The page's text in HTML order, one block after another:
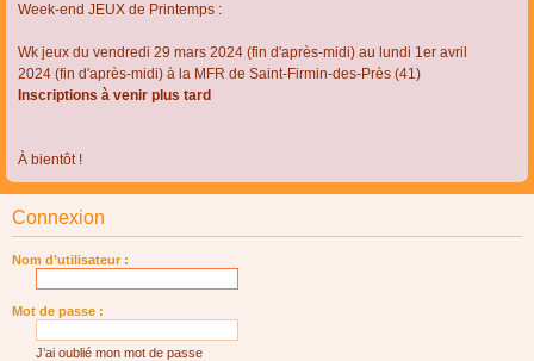
Week-end JEUX de Printemps :
Wk jeux du vendredi 29 mars 2024 (fin d'après-midi) au lundi 1er avril
2024 (fin d'après-midi) à la MFR de Saint-Firmin-des-Près (41)
Inscriptions à venir plus tard
À bientôt !
Connexion
Nom d’utilisateur :
Mot de passe :
J’ai oublié mon mot de passe